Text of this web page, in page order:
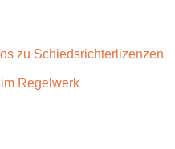
zu Schiedsrichterlizenzen
Regelwerk